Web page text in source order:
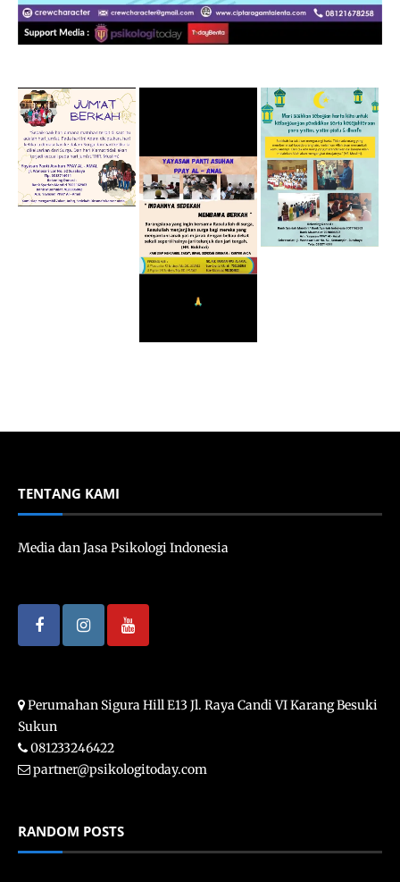
TENTANG KAMI
Media dan Jasa Psikologi Indonesia
Perumahan Sigura Hill E13 Jl. Raya Candi VI Karang Besuki
Sukun
081233246422
partner@psikologitoday.com
RANDOM POSTS